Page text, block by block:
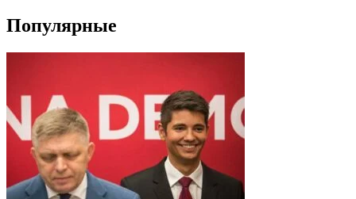
Популярные